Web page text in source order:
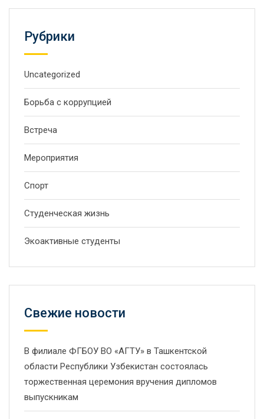
Рубрики
Uncategorized
Борьба с коррупцией
Встреча
Мероприятия
Спорт
Студенческая жизнь
Экоактивные студенты
Свежие новости
В филиале ФГБОУ ВО «АГТУ» в Ташкентской
области Республики Узбекистан состоялась
торжественная церемония вручения дипломов
выпускникам